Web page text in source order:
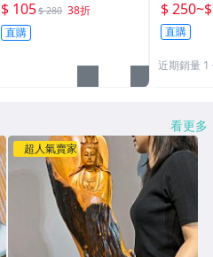
1mm墨西哥當地精緻研
磨＊帶雙眼＊天地眼
$ 105$ 280 38折
直購
石 手珠手串手鍊 驅邪避
凶 開運
黑曜石
$ 250~
直購
近期銷量 1
看更多
超人氣賣家